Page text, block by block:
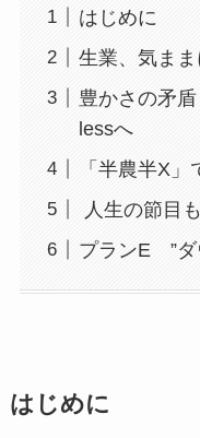
はじめに
生業、気まま
豊かさの矛
lessへ
「半農半X
人生の節目
プランE ”ダ
はじめに